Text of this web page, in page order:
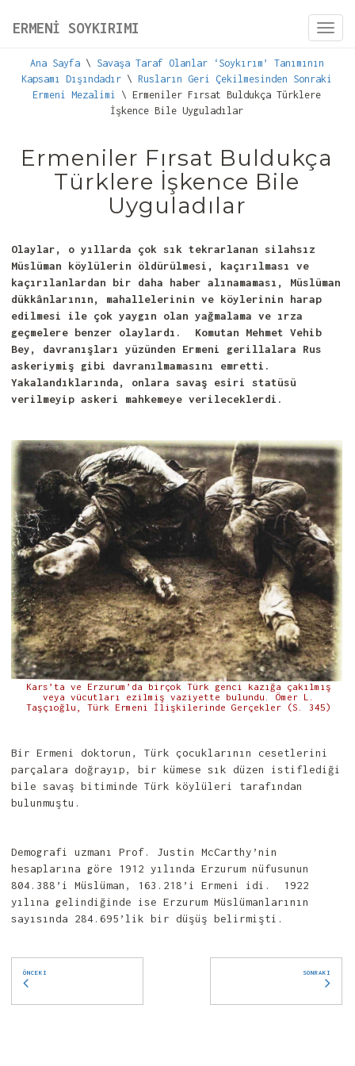
ERMENİ SOYKIRIMI
Ana Sayfa\ Savaşa Taraf Olanlar ‘Soykırım’ Tanımının
Kapsamı Dışındadır \ Rusların Geri Çekilmesinden Sonraki
Ermeni Mezalimi \ Ermeniler Fırsat Buldukça Türklere
İşkence Bile Uyguladılar
Ermeniler Fırsat Buldukça
Türklere İşkence Bile
Uyguladılar
Olaylar, o yıllarda çok sık tekrarlanan silahsız
Müslüman köylülerin öldürülmesi, kaçırılması ve
kaçırılanlardan bir daha haber alınamaması, Müslüman
dükkânlarının, mahallelerinin ve köylerinin harap
edilmesi ile çok yaygın olan yağmalama ve ırza
geçmelere benzer olaylardı. Komutan Mehmet Vehib
Bey, davranışları yüzünden Ermeni gerillalara Rus
askeriymiş gibi davranılmamasını emretti.
Yakalandıklarında, onlara savaş esiri statüsü
verilmeyip askeri mahkemeye verileceklerdi.
Kars’ta ve Erzurum’da birçok Türk genci kazığa çakılmış
veya vücutları ezilmiş vaziyette bulundu. Ömer L.
Taşçıoğlu, Türk Ermeni İlişkilerinde Gerçekler (S. 345)
Bir Ermeni doktorun, Türk çocuklarının cesetlerini
parçalara doğrayıp, bir kümese sık düzen istiflediği
bile savaş bitiminde Türk köylüleri tarafından
bulunmuştu.
Demografi uzmanı Prof. Justin McCarthy’nin
hesaplarına göre 1912 yılında Erzurum nüfusunun
804.388’i Müslüman, 163.218’i Ermeni idi. 1922
yılına gelindiğinde ise Erzurum Müslümanlarının
sayısında 284.695’lik bir düşüş belirmişti.
ÖNCEKI SONRAKI